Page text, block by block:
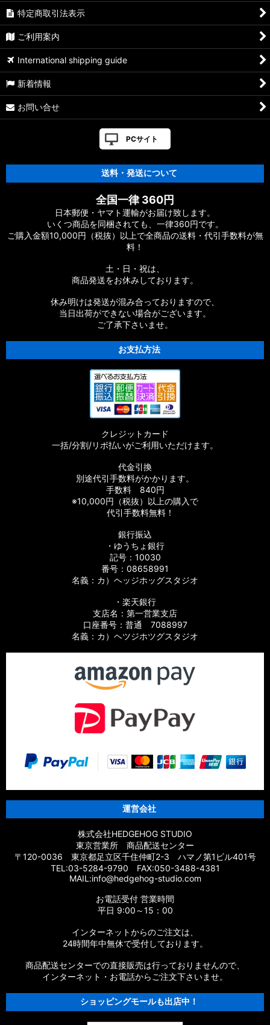
特定商取引法表示
ご利用案内
International shipping guide
新着情報
お問い合せ
PCサイト
送料・発送について
全国一律 360円
日本郵便・ヤマト運輸がお届け致します。
いくつ商品を同梱されても、一律360円です。
ご購入金額10,000円（税抜）以上で全商品の送料・代引手数料が無
料！
土・日・祝は、
商品発送をお休みしております。
休み明けは発送が混み合っておりますので、
当日出荷ができない場合がございます。
ご了承下さいませ。
お支払方法
クレジットカード
一括/分割/リボ払いがご利用いただけます。
代金引換
別途代引手数料がかかります。
手数料 840円
※10,000円（税抜）以上の購入で
代引手数料無料！
銀行振込
・ゆうちょ銀行
記号：10030
番号：08658991
名義：カ）ヘッジホッグスタジオ
・楽天銀行
支店名：第一営業支店
口座番号：普通 7088997
名義：カ）ヘツジホツグスタジオ
運営会社
株式会社HEDGEHOG STUDIO
東京営業所 商品配送センター
〒120-0036 東京都足立区千住仲町2-3 ハマノ第1ビル401号
TEL:03-5284-9790 FAX:050-3488-4381
MAIL:info@hedgehog-studio.com
お電話受付 営業時間
平日 9:00～15：00
インターネットからのご注文は、
24時間年中無休で受付しております。
商品配送センターでの直接販売は行っておりませんので、
インターネット・お電話からご注文下さいませ。
ショッピングモールも出店中！